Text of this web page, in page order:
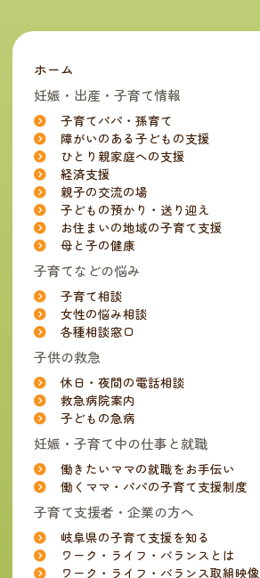
ホーム
妊娠・出産・子育て情報
子育てパパ・孫育て
障がいのある子どもの支援
ひとり親家庭への支援
経済支援
親子の交流の場
子どもの預かり・送り迎え
お住まいの地域の子育て支援
母と子の健康
子育てなどの悩み
子育て相談
女性の悩み相談
各種相談窓口
子供の救急
休日・夜間の電話相談
救急病院案内
子どもの急病
妊娠・子育て中の仕事と就職
働きたいママの就職をお手伝い
働くママ・パパの子育て支援制度
子育て支援者・企業の方へ
岐阜県の子育て支援を知る
ワーク・ライフ・バランスとは
ワーク・ライフ・バランス取組映像